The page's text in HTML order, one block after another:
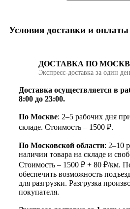
Условия доставки и оплаты
ДОСТАВКА ПО
Экспресс‑доставка за один
Доставка осуществляется в
8:00 до 23:00.
По Москве: 2–5 рабочих дня
складе. Стоимость – 1500 ₽.
По Московской области: 2–10
наличии товара на складе и
Стоимость – 1500 ₽ + 80 ₽/км.
обеспечить возможность
для разгрузки. Разгрузка
покупателя.